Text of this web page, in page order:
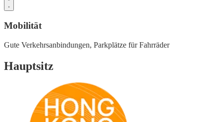
Mobilität
Gute Verkehrsanbindungen, Parkplätze für Fahrräder
Hauptsitz